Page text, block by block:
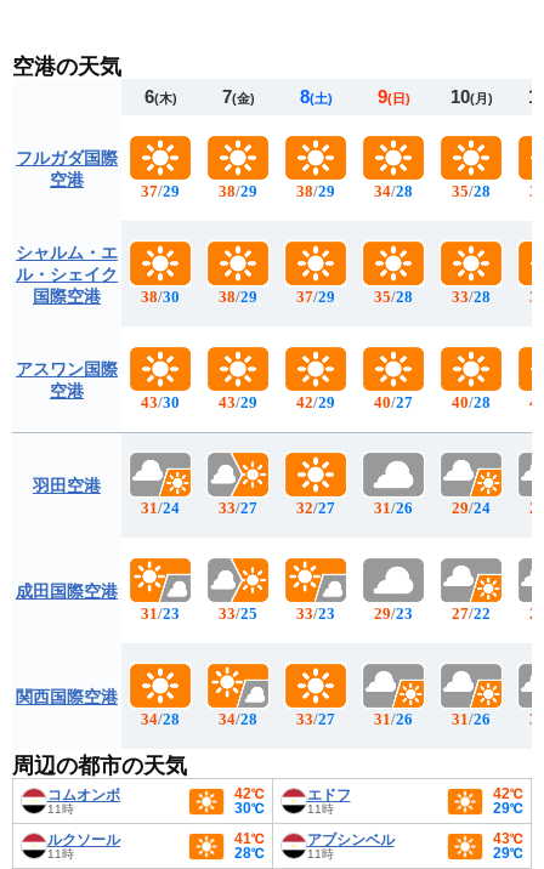
空港の天気
フルガダ国際
空港
シャルム・エ
ル・シェイク
国際空港
アスワン国際
空港
羽田空港
成田国際空港
関西国際空港
6(木)
37/29
38/30
43/30
31/24
31/23
34/28
7(金)
38/29
38/29
43/29
33/27
33/25
34/28
8(土)
38/29
37/29
42/29
32/27
33/23
33/27
9(日)
34/28
35/28
40/27
31/26
29/23
31/26
10(月)
35/28
33/28
40/28
29/24
27/22
31/26
周辺の都市の天気
コムオンボ
11時
42℃
30℃
エドフ
11時
42℃
29℃
ルクソール
11時
41℃
28℃
アブシンベル
11時
43℃
29℃